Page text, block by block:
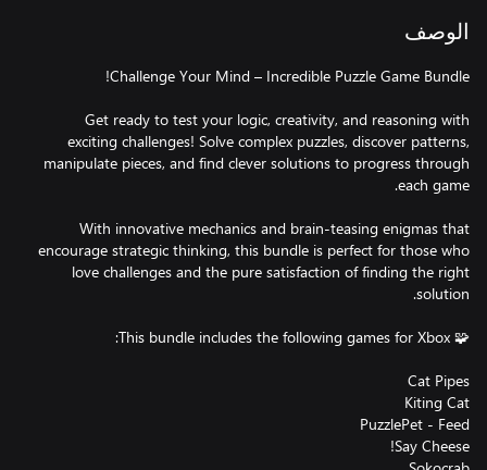
الوصف
Get ready to test your logic, creativity, and reasoning with
exciting challenges! Solve complex puzzles, discover patterns,
manipulate pieces, and find clever solutions to progress through
With innovative mechanics and brain-teasing enigmas that
encourage strategic thinking, this bundle is perfect for those who
love challenges and the pure satisfaction of finding the right